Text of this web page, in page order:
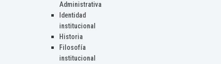
Administrativa
Identidad
institucional
Historia
Filosofía
institucional